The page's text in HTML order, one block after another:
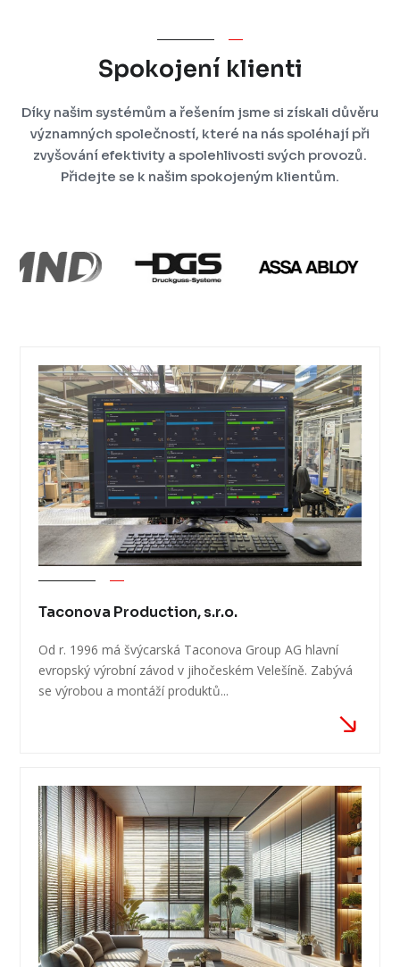
Spokojení klienti
Díky našim systémům a řešením jsme si získali důvěru
významných společností, které na nás spoléhají při
zvyšování efektivity a spolehlivosti svých provozů.
Přidejte se k našim spokojeným klientům.
Taconova Production, s.r.o.
Od r. 1996 má švýcarská Taconova Group AG hlavní
evropský výrobní závod v jihočeském Velešíně. Zabývá
se výrobou a montáží produktů...